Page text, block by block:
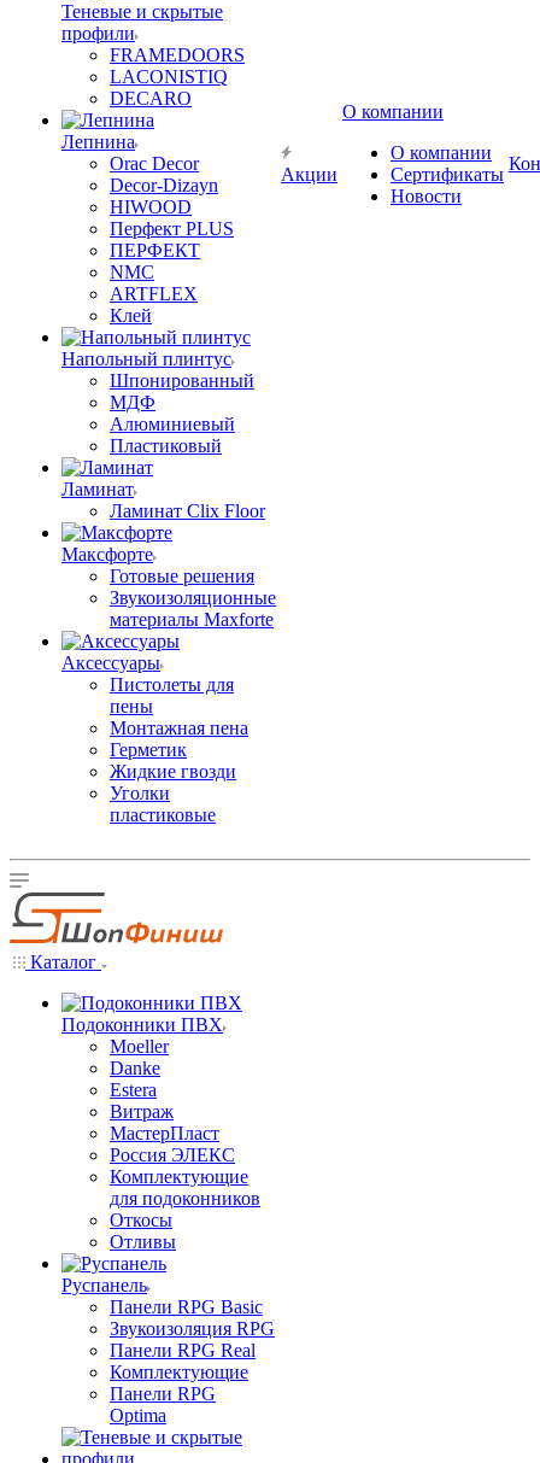
Теневые и скрытые
профили
FRAMEDOORS
LACONISTIQ
DECARO
Лепнина
Orac Decor
Decor-Dizayn
HIWOOD
Перфект PLUS
ПЕРФЕКТ
NMC
ARTFLEX
Клей
Напольный плинтус
Шпонированный
МДФ
Алюминиевый
Пластиковый
Ламинат
Ламинат Clix Floor
Максфорте
Готовые решения
Звукоизоляционные
материалы Maxforte
Аксессуары
Пистолеты для
пены
Монтажная пена
Герметик
Жидкие гвозди
Уголки
пластиковые
Акции
О компании
О компании
Сертификаты
Новости
Каталог
Подоконники ПВХ
Moeller
Danke
Estera
Витраж
МастерПласт
Россия ЭЛЕКС
Комплектующие
для подоконников
Откосы
Отливы
Руспанель
Панели RPG Basic
Звукоизоляция RPG
Панели RPG Real
Комплектующие
Панели RPG
Optima